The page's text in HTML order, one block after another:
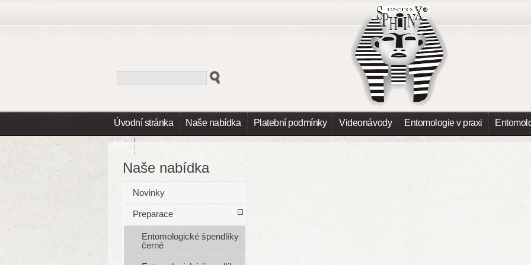
Úvodní stránka Naše nabídka Platební podmínky Videonávody Entomologie v praxi
Info
Naše nabídka
Novinky
Preparace
Entomologické špendlíky
černé